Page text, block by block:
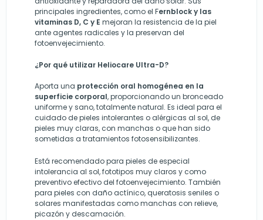
principales ingredientes, como el Fernblock y las
vitaminas D, C y E mejoran la resistencia de la piel
ante agentes radicales y la preservan del
fotoenvejecimiento.
¿Por qué utilizar Heliocare Ultra-D?
Aporta una protección oral homogénea en la
superficie corporal, proporcionando un bronceado
uniforme y sano, totalmente natural. Es ideal para el
cuidado de pieles intolerantes o alérgicas al sol, de
pieles muy claras, con manchas o que han sido
sometidas a tratamientos fotosensibilizantes.
Está recomendado para pieles de especial
intolerancia al sol, fototipos muy claros y como
preventivo efectivo del fotoenvejecimiento. También
para pieles con daño actínico, queratosis seniles o
solares manifestadas como manchas con relieve,
picazón y descamación.